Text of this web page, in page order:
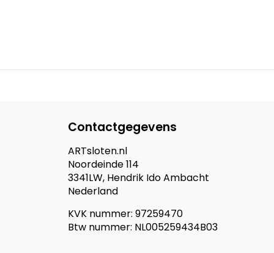
Contactgegevens
ARTsloten.nl
Noordeinde 114
3341LW, Hendrik Ido Ambacht
Nederland
KVK nummer: 97259470
Btw nummer: NL005259434B03